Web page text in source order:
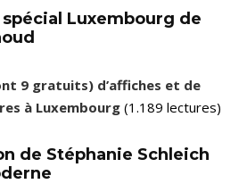
Luxembourg de
9 gratuits) d’affiches et de
à Luxembourg (1.189 lectures)
de Stéphanie Schleich